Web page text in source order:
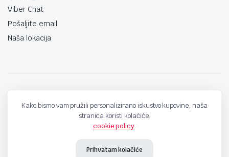
Viber Chat
Pošaljite email
Naša lokacija
Kako bismo vam pružili personalizirano iskustvo kupovine, naša
stranica koristi kolačiće.
cookie policy.
Prihvatam kolačiće